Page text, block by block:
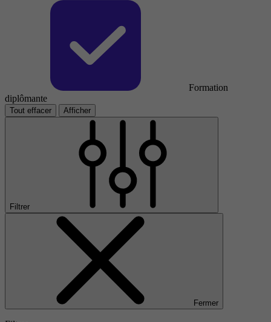
Formation
diplômante
Tout effacer Afficher
Filtrer
Fermer